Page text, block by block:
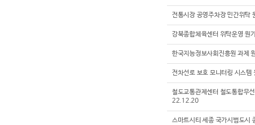
전통시장 공영주차장 민간위
강북종합체육센터 위탁운영
한국지능정보사회진흥원 과
전차선로 보호 모니터링 시스
철도교통관제센터 철도통합
22.12.20
스마트시티 세종 국가시범도